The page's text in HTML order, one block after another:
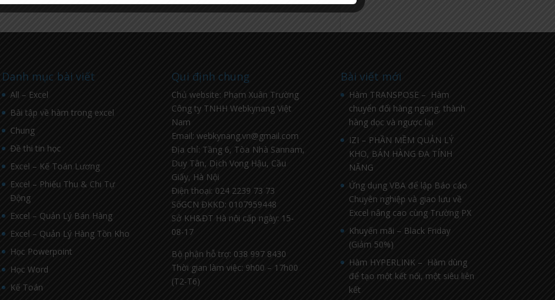
Danh mục bài viết
All – Excel
Bài tập về hàm trong excel
Chung
Đề thi tin học
Excel – Kế Toán Lương
Excel – Phiếu Thu & Chi Tự
Động
Excel – Quản Lý Bán Hàng
Excel – Quản Lý Hàng Tồn Kho
Học Powerpoint
Học Word
Kế Toán
Qui định chung
Chủ website: Phạm Xuân Trường
Công ty TNHH Webkynang Việt
Nam
Email: webkynang.vn@gmail.com
Địa chỉ: Tầng 6, Tòa Nhà Sannam,
Duy Tân, Dịch Vọng Hậu, Cầu
Giấy, Hà Nội
Điện thoại: 024 2239 73 73
SốGCN ĐKKD: 0107959448
Sở KH&ĐT Hà nội cấp ngày: 15-
08-17
Bộ phận hỗ trợ: 038 997 8430
Thời gian làm việc: 9h00 – 17h00
(T2-T6)
Bài viết mới
Hàm TRANSPOSE – Hàm
chuyển đổi hàng ngang, thành
hàng dọc và ngược lại
IZI – PHẦN MỀM QUẢN LÝ
KHO, BÁN HÀNG ĐA TÍNH
NĂNG
Ứng dụng VBA để lập Báo cáo
Chuyên nghiệp và giao lưu về
Excel nâng cao cùng Trường PX
Khuyến mãi – Black Friday
(Giảm 50%)
Hàm HYPERLINK – Hàm dùng
để tạo một kết nối, một siêu liên
kết